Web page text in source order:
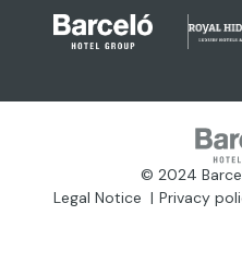
© 2024
Legal Notice
Privacy